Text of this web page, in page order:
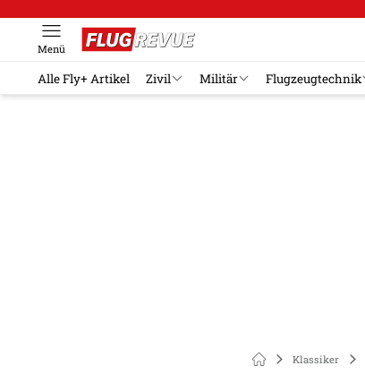
Menü
Alle Fly+ Artikel Zivil Militär Flugzeugtechnik
Klassiker